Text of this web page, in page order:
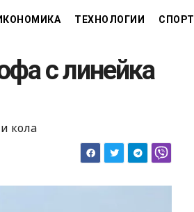
ТЕХНОЛОГИИ СПОРТ
с линейка
кола